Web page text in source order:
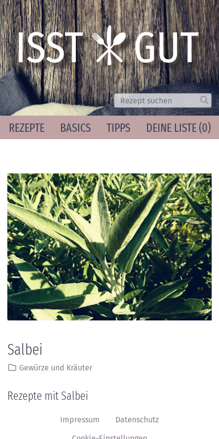
Suche Los
REZEPTE BASICS TIPPS DEINE LISTE (0)
Salbei
Gewürze und Kräuter
Rezepte mit Salbei
Impressum
Datenschutz